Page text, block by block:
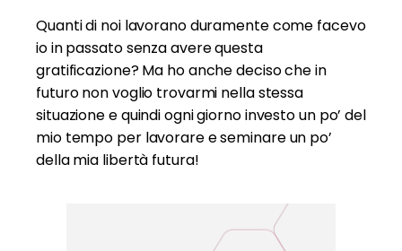
Quanti di noi lavorano duramente come facevo
io in passato senza avere questa
gratificazione? Ma ho anche deciso che in
futuro non voglio trovarmi nella stessa
situazione e quindi ogni giorno investo un po’ del
mio tempo per lavorare e seminare un po’
della mia libertà futura!